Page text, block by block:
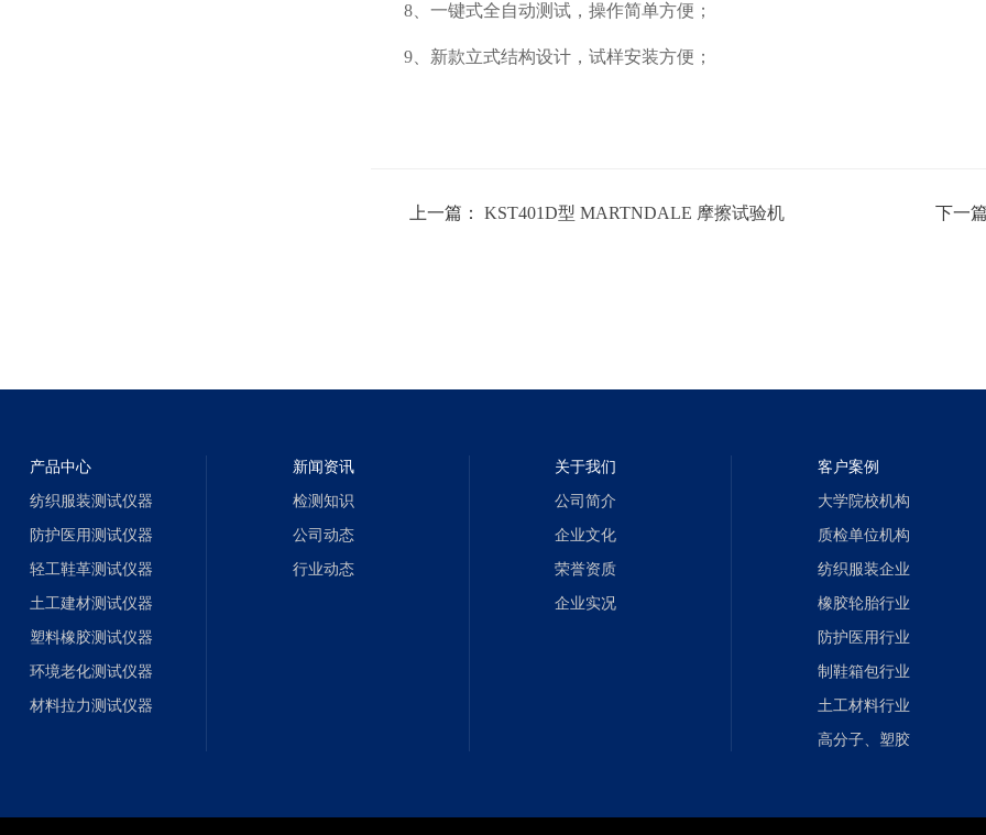
8、一键式全自动测试，操作简单方便；
9、新款立式结构设计，试样安装方便；
上一篇： KST401D型 MARTNDALE 摩擦试验机 下一
产品中心
纺织服装测试仪器
防护医用测试仪器
轻工鞋革测试仪器
土工建材测试仪器
塑料橡胶测试仪器
环境老化测试仪器
材料拉力测试仪器
新闻资讯
检测知识
公司动态
行业动态
关于我们
公司简介
企业文化
荣誉资质
企业实况
客户案例
大学院校机构
质检单位机构
纺织服装企业
橡胶轮胎行业
防护医用行业
制鞋箱包行业
土工材料行业
高分子、塑胶